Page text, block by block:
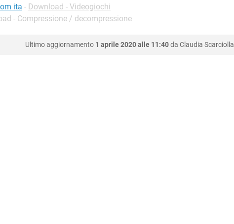
ita - Download - Videogiochi
- Compressione / decompressione
Ultimo aggiornamento 1 aprile 2020 alle 11:40da Claudia Scarciolla